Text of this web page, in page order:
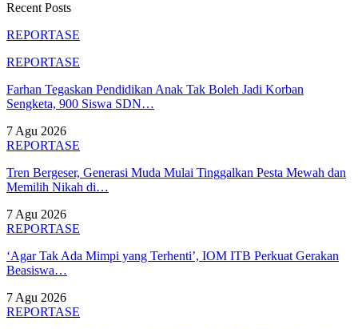
Recent Posts
REPORTASE
REPORTASE
Farhan Tegaskan Pendidikan Anak Tak Boleh Jadi Korban
Sengketa, 900 Siswa SDN…
7 Agu 2026
REPORTASE
Tren Bergeser, Generasi Muda Mulai Tinggalkan Pesta Mewah dan
Memilih Nikah di…
7 Agu 2026
REPORTASE
‘Agar Tak Ada Mimpi yang Terhenti’, IOM ITB Perkuat Gerakan
Beasiswa…
7 Agu 2026
REPORTASE